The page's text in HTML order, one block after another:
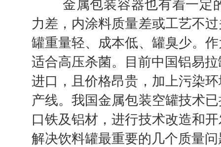
金属包装容器也有着一定的
力差，内涂料质量差或工艺不
罐重量轻、成本低、罐臭少。
适合高压杀菌。目前中国铝易
进口，且价格昂贵，加上污染
产线。我国金属包装空罐技术
口铁及铝材，进行技术改造和
解决饮料罐最重要的几个质量